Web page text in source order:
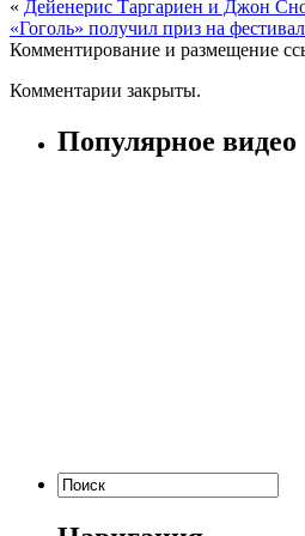
« Дейенерис Таргариен и Джон
«Гоголь» получил приз на
Комментирование и размещение
Комментарии закрыты.
Популярное видео